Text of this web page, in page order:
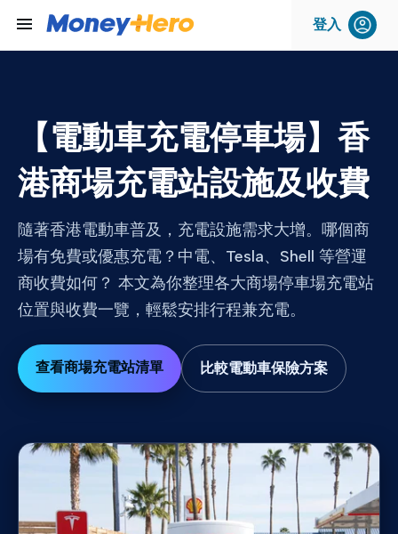
menu 登入
【電動車充電停車場】香
港商場充電站設施及收費
隨著香港電動車普及，充電設施需求大增。哪個商
場有免費或優惠充電？中電、Tesla、Shell 等營運
商收費如何？ 本文為你整理各大商場停車場充電站
位置與收費一覽，輕鬆安排行程兼充電。
查看商場充電站清單 比較電動車保險方案